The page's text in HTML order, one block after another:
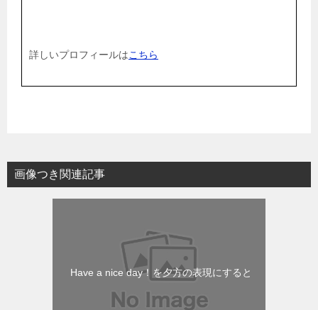
詳しいプロフィールはこちら
画像つき関連記事
Have a nice day！を夕方の表現にすると